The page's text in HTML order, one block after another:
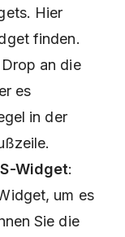
Hier
finden.
an die
es
in der
Widget:
um es
Sie die